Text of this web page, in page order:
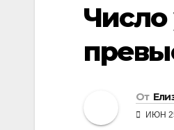
Число
От
ИЮН